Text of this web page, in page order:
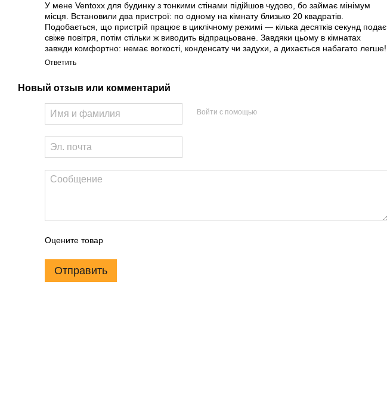
У мене Ventoxx для будинку з тонкими стінами підійшов чудово, бо займає мінімум
місця. Встановили два пристрої: по одному на кімнату близько 20 квадратів.
Подобається, що пристрій працює в циклічному режимі — кілька десятків секунд подає
свіже повітря, потім стільки ж виводить відпрацьоване. Завдяки цьому в кімнатах
завжди комфортно: немає вогкості, конденсату чи задухи, а дихається набагато легше!
Ответить
Новый отзыв или комментарий
Войти с помощью
Оцените товар
Отправить